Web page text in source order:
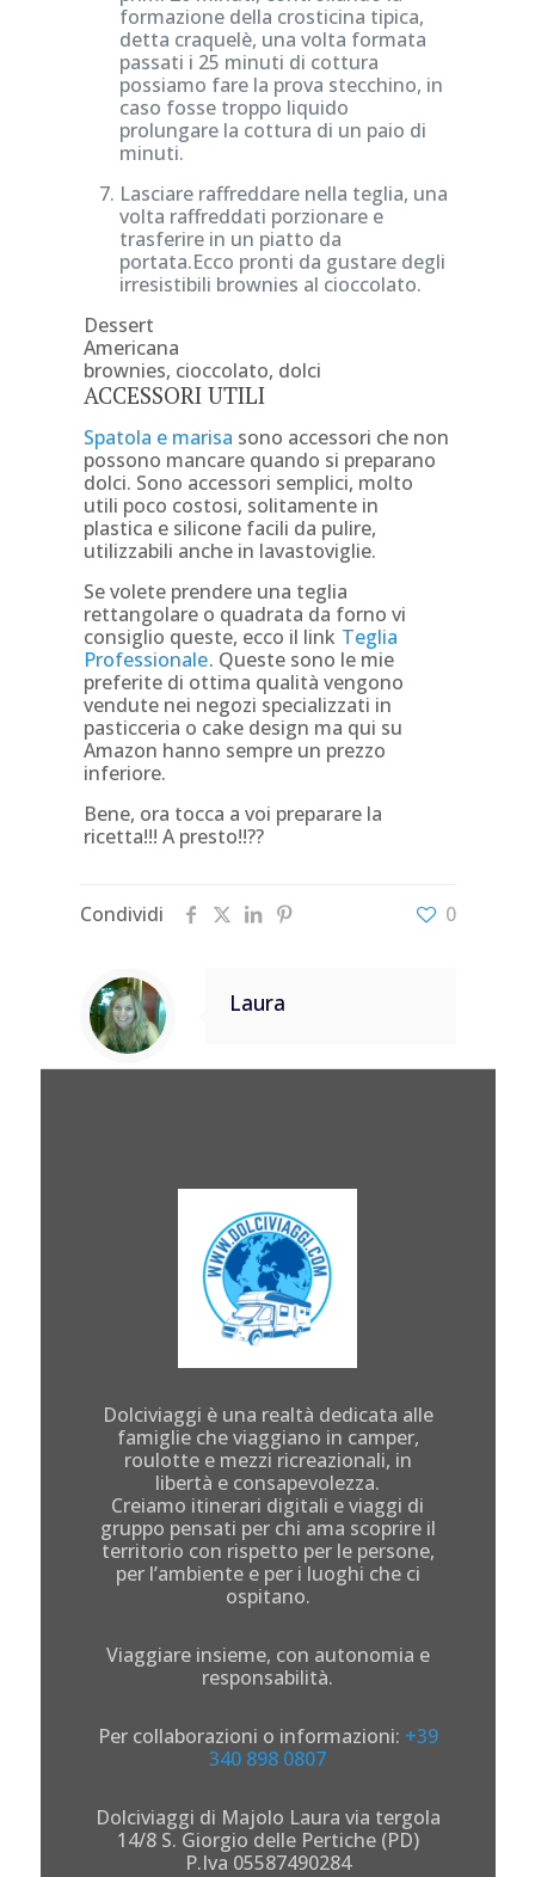
formazione della crosticina tipica,
detta craquelè, una volta formata
passati i 25 minuti di cottura
possiamo fare la prova stecchino, in
caso fosse troppo liquido
prolungare la cottura di un paio di
minuti.
Lasciare raffreddare nella teglia, una
volta raffreddati porzionare e
trasferire in un piatto da
portata.Ecco pronti da gustare degli
irresistibili brownies al cioccolato.
Dessert
Americana
brownies, cioccolato, dolci
ACCESSORI UTILI
Spatola e marisa sono accessori che non
possono mancare quando si preparano
dolci. Sono accessori semplici, molto
utili poco costosi, solitamente in
plastica e silicone facili da pulire,
utilizzabili anche in lavastoviglie.
Se volete prendere una teglia
rettangolare o quadrata da forno vi
consiglio queste, ecco il link Teglia
Professionale. Queste sono le mie
preferite di ottima qualità vengono
vendute nei negozi specializzati in
pasticceria o cake design ma qui su
Amazon hanno sempre un prezzo
inferiore.
Bene, ora tocca a voi preparare la
ricetta!!! A presto!!??
Condividi 0
Laura
Dolciviaggi è una realtà dedicata alle
famiglie che viaggiano in camper,
roulotte e mezzi ricreazionali, in
libertà e consapevolezza.
Creiamo itinerari digitali e viaggi di
gruppo pensati per chi ama scoprire il
territorio con rispetto per le persone,
per l’ambiente e per i luoghi che ci
ospitano.
Viaggiare insieme, con autonomia e
responsabilità.
Per collaborazioni o informazioni: +39
340 898 0807
Dolciviaggi di Majolo Laura via tergola
14/8 S. Giorgio delle Pertiche (PD)
P.Iva 05587490284